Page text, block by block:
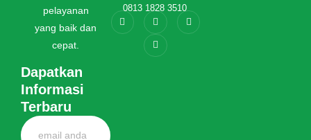
pelayanan
yang baik dan
cepat.
Dapatkan
Informasi
Terbaru
0813 1828 3510